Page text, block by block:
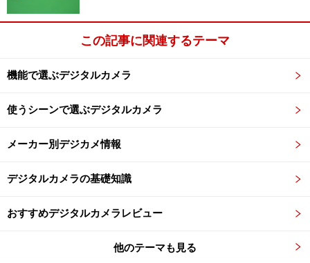
この記事に関連するテーマ
機能で選ぶデジタルカメラ
使うシーンで選ぶデジタルカメラ
メーカー別デジカメ情報
デジタルカメラの基礎知識
おすすめデジタルカメラレビュー
他のテーマも見る